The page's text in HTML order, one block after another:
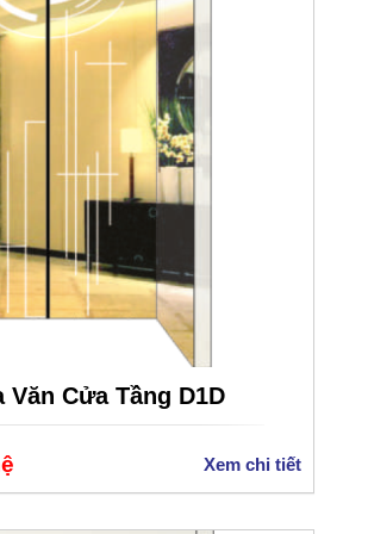
Văn Cửa Tầng D1D
Xem chi tiết